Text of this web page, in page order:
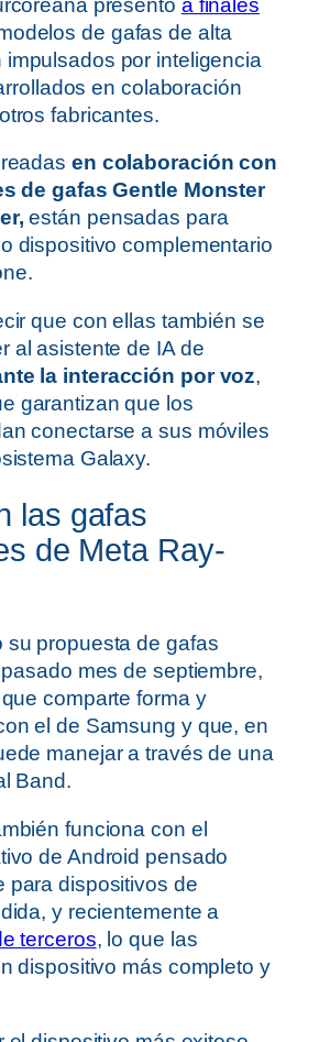
presentó a finales
de gafas de alta
impulsados por inteligencia
en colaboración
fabricantes.
en colaboración con
de gafas Gentle Monster
están pensadas para
dispositivo complementario
que con ellas también se
al asistente de IA de
la interacción por voz,
garantizan que los
conectarse a sus móviles
Galaxy.
las gafas
de Meta Ray-
su propuesta de gafas
mes de septiembre,
comparte forma y
el de Samsung y que, en
manejar a través de una
Band.
funciona con el
de Android pensado
para dispositivos de
y recientemente a
terceros, lo que las
dispositivo más completo y